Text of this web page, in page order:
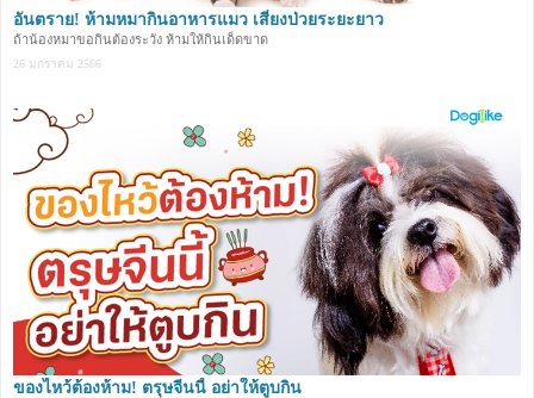
อันตราย! ห้ามหมากินอาหารแมว เสี่ยงป่วยระยะยาว
ถ้าน้องหมาขอกินต้องระวัง ห้ามให้กินเด็ดขาด
26 มกราคม 2566
ของไหว้ต้องห้าม! ตรุษจีนนี้ อย่าให้ตูบกิน